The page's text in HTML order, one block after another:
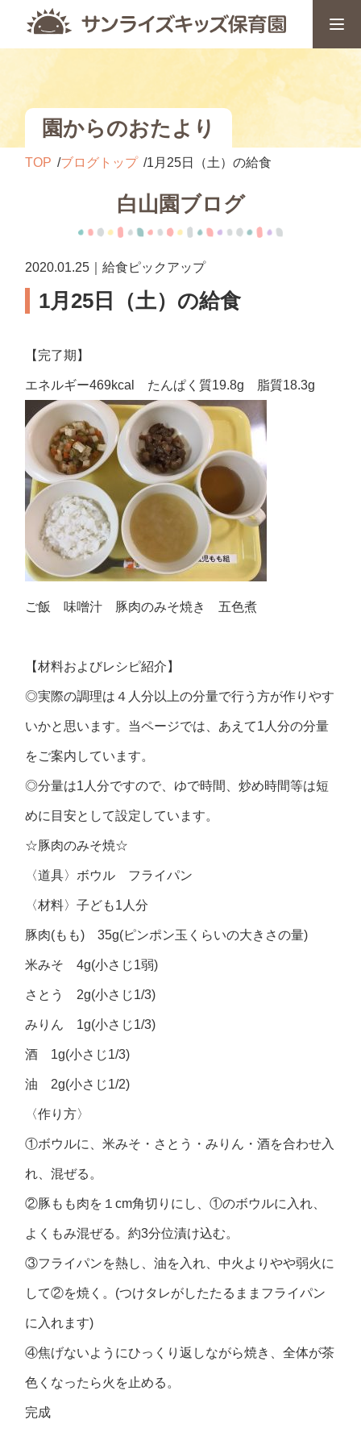
園からのおたより
TOP ブログトップ 1月25日（土）の給食
白山園ブログ
2020.01.25｜給食ピックアップ
1月25日（土）の給食
【完了期】
エネルギー469kcal たんぱく質19.8g 脂質18.3g
ご飯 味噌汁 豚肉のみそ焼き 五色煮
【材料およびレシピ紹介】
◎実際の調理は４人分以上の分量で行う方が作りやす
いかと思います。当ページでは、あえて1人分の分量
をご案内しています。
◎分量は1人分ですので、ゆで時間、炒め時間等は短
めに目安として設定しています。
☆豚肉のみそ焼☆
〈道具〉ボウル フライパン
〈材料〉子ども1人分
豚肉(もも) 35g(ピンポン玉くらいの大きさの量)
米みそ 4g(小さじ1弱)
さとう 2g(小さじ1/3)
みりん 1g(小さじ1/3)
酒 1g(小さじ1/3)
油 2g(小さじ1/2)
〈作り方〉
①ボウルに、米みそ・さとう・みりん・酒を合わせ入
れ、混ぜる。
②豚もも肉を１cm角切りにし、①のボウルに入れ、
よくもみ混ぜる。約3分位漬け込む。
③フライパンを熱し、油を入れ、中火よりやや弱火に
して②を焼く。(つけタレがしたたるままフライパン
に入れます)
④焦げないようにひっくり返しながら焼き、全体が茶
色くなったら火を止める。
完成